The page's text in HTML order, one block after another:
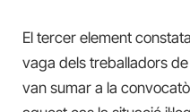
El tercer element
vaga dels treballadors
van sumar a la